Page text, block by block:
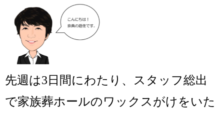
先週は3日間にわたり、スタッフ総出
で家族葬ホールのワックスがけをいた